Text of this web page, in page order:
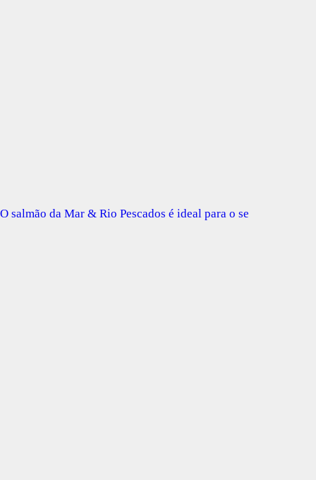
O salmão da Mar & Rio Pescados é ideal para o se